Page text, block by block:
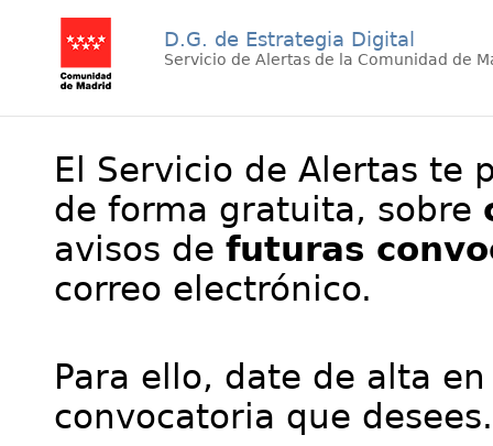
D.G. de Estrategia Digital
Servicio de Alertas de la Comunidad de
El Servicio de Alertas te
de forma gratuita, sobre
avisos de futuras
correo electrónico.
Para ello, date de alta
convocatoria que desees.